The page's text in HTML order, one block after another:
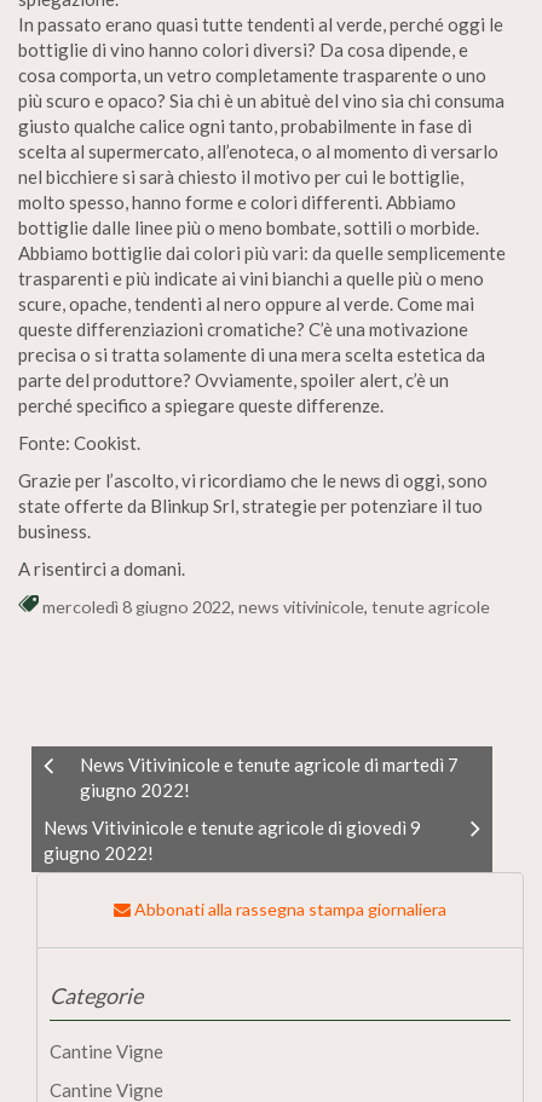
In passato erano quasi tutte tendenti al verde, perché oggi le
bottiglie di vino hanno colori diversi? Da cosa dipende, e
cosa comporta, un vetro completamente trasparente o uno
più scuro e opaco? Sia chi è un abituè del vino sia chi consuma
giusto qualche calice ogni tanto, probabilmente in fase di
scelta al supermercato, all’enoteca, o al momento di versarlo
nel bicchiere si sarà chiesto il motivo per cui le bottiglie,
molto spesso, hanno forme e colori differenti. Abbiamo
bottiglie dalle linee più o meno bombate, sottili o morbide.
Abbiamo bottiglie dai colori più vari: da quelle semplicemente
trasparenti e più indicate ai vini bianchi a quelle più o meno
scure, opache, tendenti al nero oppure al verde. Come mai
queste differenziazioni cromatiche? C’è una motivazione
precisa o si tratta solamente di una mera scelta estetica da
parte del produttore? Ovviamente, spoiler alert, c’è un
perché specifico a spiegare queste differenze.
Fonte: Cookist.
Grazie per l’ascolto, vi ricordiamo che le news di oggi, sono
state offerte da Blinkup Srl, strategie per potenziare il tuo
business.
A risentirci a domani.
mercoledì 8 giugno 2022, news vitivinicole, tenute agricole
News Vitivinicole e tenute agricole di martedì 7
giugno 2022!
News Vitivinicole e tenute agricole di giovedì 9
giugno 2022!
Abbonati alla rassegna stampa giornaliera
Categorie
Cantine Vigne
Cantine Vigne